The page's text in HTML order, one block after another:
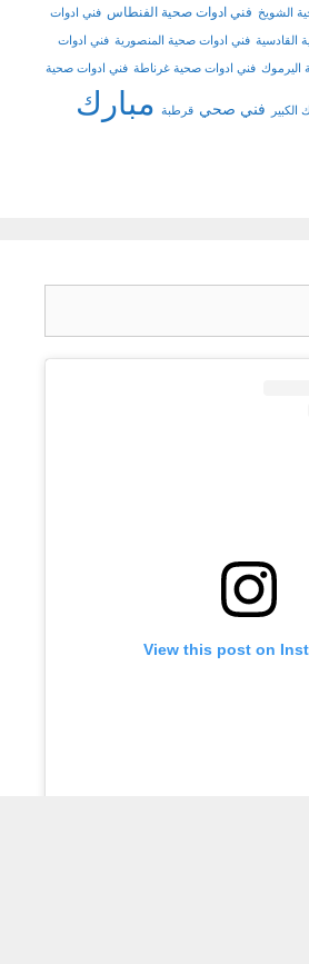
الشويخ فني ادوات صحية الفنطاس فني ادوات
القادسية فني ادوات صحية المنصورية فني ادوات
اليرموك فني ادوات صحية غرناطة فني ادوات صحية
فني صحي قرطبة مبارك
View this post on